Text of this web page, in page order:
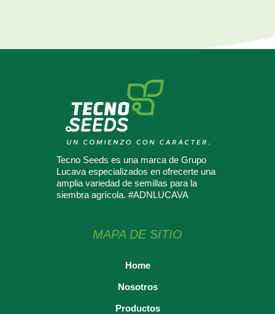
Tecno Seeds es una marca de Grupo
Lucava especializados en ofrecerte una
amplia variedad de semillas para la
siembra agrícola. #ADNLUCAVA
MAPA DE SITIO
Home
Nosotros
Productos